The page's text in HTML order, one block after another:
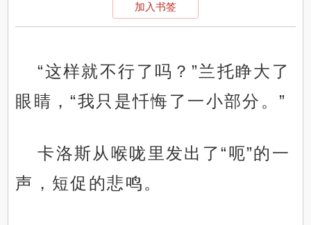
加入书签
“这样就不行了吗？”兰托睁大了
眼睛，“我只是忏悔了一小部分。”
卡洛斯从喉咙里发出了“呃”的一
声，短促的悲鸣。